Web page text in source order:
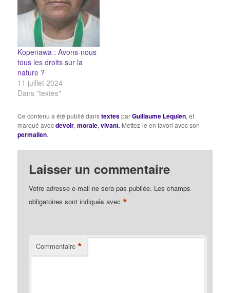
Kopenawa : Avons-nous
tous les droits sur la
nature ?
11 juillet 2024
Dans "textes"
Ce contenu a été publié danstextesparGuillaume Lequien, et
marqué avecdevoir,morale,vivant. Mettez-le en favori avec son
permalien.
Laisser un commentaire
Votre adresse e-mail ne sera pas publiée. Les champs
obligatoires sont indiqués avec*
Commentaire *